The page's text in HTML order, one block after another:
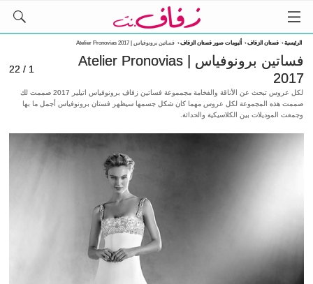
الرئيسية› فستان الزفاف› ألبومات صور فستان الزفاف› فساتين برونوفياس | Atelier Pronovias 2017
فساتين برونوفياس | Atelier Pronovias
2017
1 / 22
لكل عروس تبحث عن الأناقة والفخامة مجمموعة فساتين زفاف برونوفياس اتيلير 2017 صممت لك
صممت هذه المجموعة لكل عروس مهما كان شكل جسمها سيظهر فستان برونوفياس أجمل ما بها
وجمعت الموديلات بين الكلاسيكية والحداثة.